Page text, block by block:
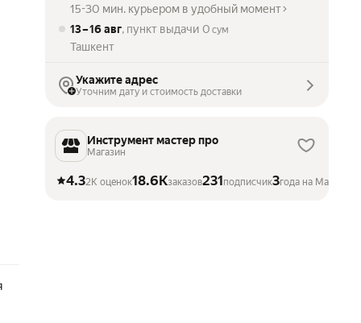
15-30 мин. курьером в удобный момент
13 – 16 авг, пункт выдачи 0 сум
Ташкент
Укажите адрес
Уточним дату и стоимость доставки
Инструмент мастер про
Магазин
4.32K оценок18.6Kзаказов231подписчик3года на Маркете